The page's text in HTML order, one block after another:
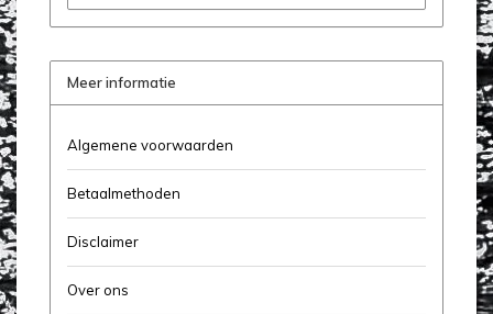
Meer informatie
Algemene voorwaarden
Betaalmethoden
Disclaimer
Over ons